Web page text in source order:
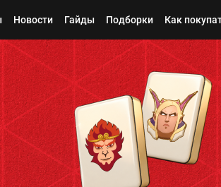
Новости Гайды Подборки Как